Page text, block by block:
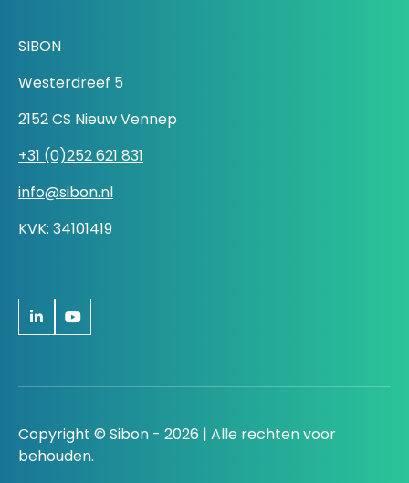
SIBON
Westerdreef 5
2152 CS Nieuw Vennep
+31 (0)252 621 831
info@sibon.nl
KVK: 34101419
Copyright © Sibon - 2026 | Alle rechten voor
behouden.